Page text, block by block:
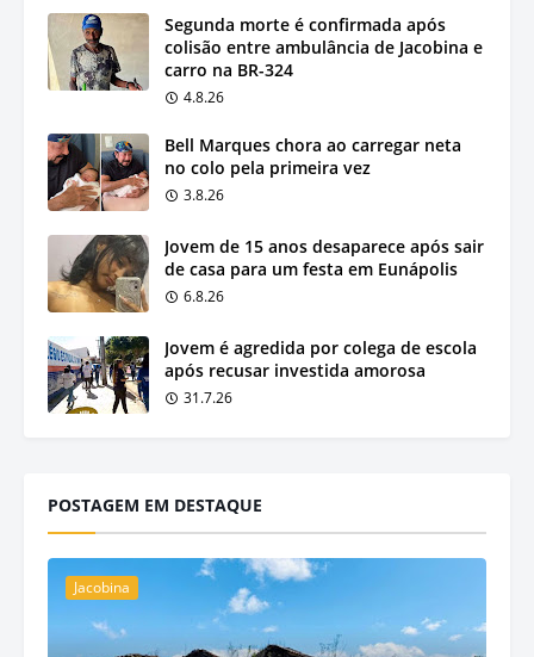
Segunda morte é confirmada após
colisão entre ambulância de Jacobina e
carro na BR-324
4.8.26
Bell Marques chora ao carregar neta
no colo pela primeira vez
3.8.26
Jovem de 15 anos desaparece após sair
de casa para um festa em Eunápolis
6.8.26
Jovem é agredida por colega de escola
após recusar investida amorosa
31.7.26
POSTAGEM EM DESTAQUE
Jacobina